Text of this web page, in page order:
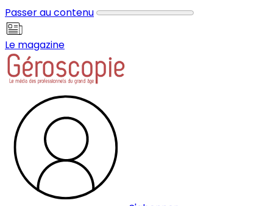
Passer au contenu
Le magazine
Panneau de gestion des cookies